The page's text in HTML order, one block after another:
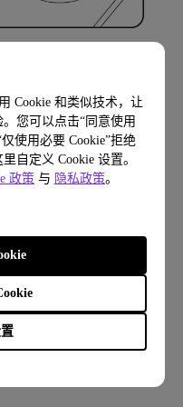
Cookie 和类似技术，让
您可以点击“同意使用
使用必要 Cookie”拒绝
自定义 Cookie 设置。
政策 与 隐私政策。